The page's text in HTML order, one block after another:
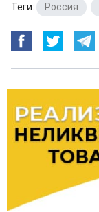
Теги: Россия